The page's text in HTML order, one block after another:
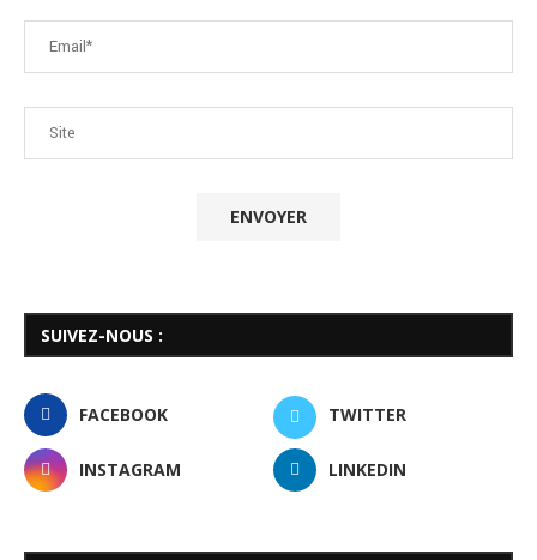
SUIVEZ-NOUS :
FACEBOOK TWITTER
INSTAGRAM LINKEDIN